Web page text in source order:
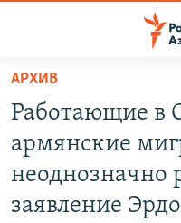
Перейти
основному
содержанию
Перейти
основной
ГЛАВНАЯ
ПОЛИТИКА
АРХИВ
Работающие в
армянские
неоднозначно
заявление